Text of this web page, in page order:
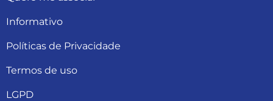
Informativo
Políticas de Privacidade
Termos de uso
LGPD